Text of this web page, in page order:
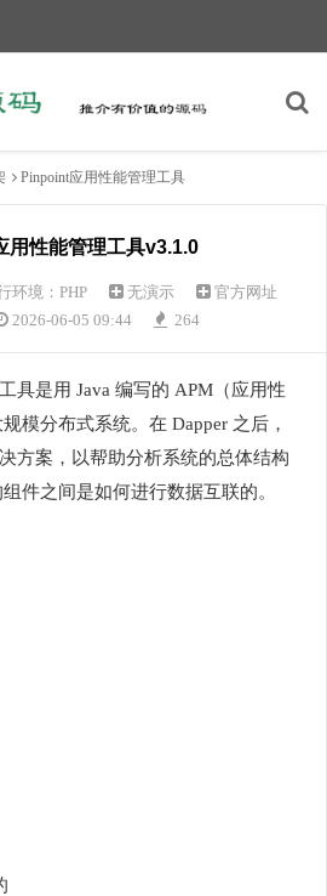
Pinpoint应用性能管理工具
用性能管理工具v3.1.0
环境：PHP 无演示
官方网址
2026-06-05 09:44 264
具是用 Java 编写的 APM（应用性
模分布式系统。在 Dapper 之后，
方案，以帮助分析系统的总体结构
件之间是如何进行数据互联的。